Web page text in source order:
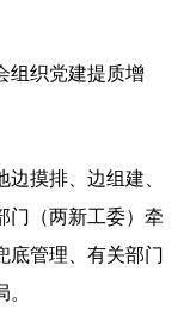
织党建提质增
摸排、边组建、
门（两新工委）牵
底管理、有关部门